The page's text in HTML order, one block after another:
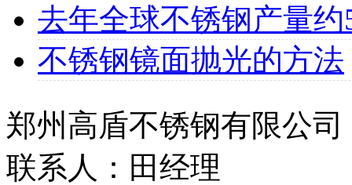
去年全球不锈钢产量约
不锈钢镜面抛光的方法
郑州高盾不锈钢有限公司
联系人：田经理